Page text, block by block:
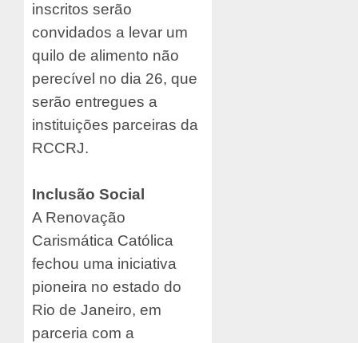
inscritos serão
convidados a levar um
quilo de alimento não
perecível no dia 26, que
serão entregues a
instituições parceiras da
RCCRJ.
Inclusão Social
A Renovação
Carismática Católica
fechou uma iniciativa
pioneira no estado do
Rio de Janeiro, em
parceria com a